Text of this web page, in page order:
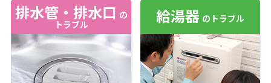
排水管・排水口 の
トラブル
給湯器 のトラブル